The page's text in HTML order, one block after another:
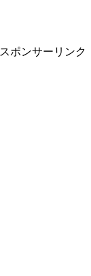
スポンサーリンク